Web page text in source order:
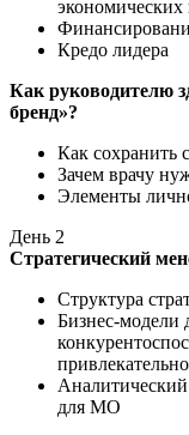
Кредо лидера
Как руководителю
бренд»?
Как сохранить
Зачем врачу
Элементы
День 2
Стратегический
Структура
Бизнес-
Аналитический
для МО